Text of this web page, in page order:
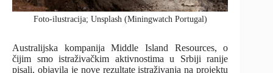
Foto-ilustracija; Unsplash (Miningwatch Portugal)
Australijska kompanija Middle Island Resources, o
čijim smo istraživačkim aktivnostima u Srbiji ranije
pisali, objavila je nove rezultate istraživanja na projektu